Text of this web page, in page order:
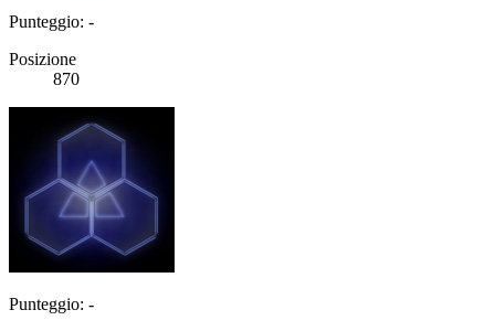
Punteggio: -
Posizione
870
Punteggio: -